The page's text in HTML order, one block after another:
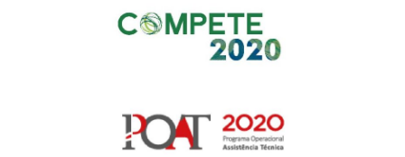
Gerir o Consentimento de